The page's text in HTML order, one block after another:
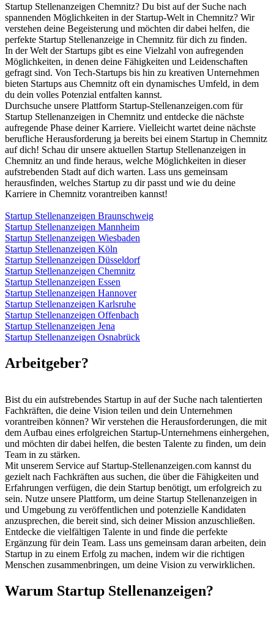
Startup Stellenanzeigen Chemnitz? Du bist auf der Suche nach
spannenden Möglichkeiten in der Startup-Welt in Chemnitz? Wir
verstehen deine Begeisterung und möchten dir dabei helfen, die
perfekte Startup Stellenanzeige in Chemnitz für dich zu finden.
In der Welt der Startups gibt es eine Vielzahl von aufregenden
Möglichkeiten, in denen deine Fähigkeiten und Leidenschaften
gefragt sind. Von Tech-Startups bis hin zu kreativen Unternehmen
bieten Startups aus Chemnitz oft ein dynamisches Umfeld, in dem
du dein volles Potenzial entfalten kannst.
Durchsuche unsere Plattform Startup-Stellenanzeigen.com für
Startup Stellenanzeigen in Chemnitz und entdecke die nächste
aufregende Phase deiner Karriere. Vielleicht wartet deine nächste
berufliche Herausforderung ja bereits bei einem Startup in Chemnitz
auf dich! Schau dir unsere aktuellen Startup Stellenanzeigen in
Chemnitz an und finde heraus, welche Möglichkeiten in dieser
aufstrebenden Stadt auf dich warten. Lass uns gemeinsam
herausfinden, welches Startup zu dir passt und wie du deine
Karriere in Chemnitz vorantreiben kannst!
Startup Stellenanzeigen Braunschweig
Startup Stellenanzeigen Mannheim
Startup Stellenanzeigen Wiesbaden
Startup Stellenanzeigen Köln
Startup Stellenanzeigen Düsseldorf
Startup Stellenanzeigen Chemnitz
Startup Stellenanzeigen Essen
Startup Stellenanzeigen Hannover
Startup Stellenanzeigen Karlsruhe
Startup Stellenanzeigen Offenbach
Startup Stellenanzeigen Jena
Startup Stellenanzeigen Osnabrück
Arbeitgeber?
Bist du ein aufstrebendes Startup in auf der Suche nach talentierten
Fachkräften, die deine Vision teilen und dein Unternehmen
vorantreiben können? Wir verstehen die Herausforderungen, die mit
dem Aufbau eines erfolgreichen Startup-Unternehmens einhergehen,
und möchten dir dabei helfen, die besten Talente zu finden, um dein
Team in zu stärken.
Mit unserem Service auf Startup-Stellenanzeigen.com kannst du
gezielt nach Fachkräften aus suchen, die über die Fähigkeiten und
Erfahrungen verfügen, die dein Startup benötigt, um erfolgreich zu
sein. Nutze unsere Plattform, um deine Startup Stellenanzeigen in
und Umgebung zu veröffentlichen und potenzielle Kandidaten
anzusprechen, die bereit sind, sich deiner Mission anzuschließen.
Entdecke die vielfältigen Talente in und finde die perfekte
Ergänzung für dein Team. Lass uns gemeinsam daran arbeiten, dein
Startup in zu einem Erfolg zu machen, indem wir die richtigen
Menschen zusammenbringen, um deine Vision zu verwirklichen.
Warum Startup Stellenanzeigen?